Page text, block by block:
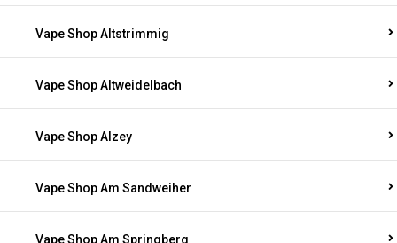
Vape Shop Altstrimmig
Vape Shop Altweidelbach
Vape Shop Alzey
Vape Shop Am Sandweiher
Vape Shop Am Springberg